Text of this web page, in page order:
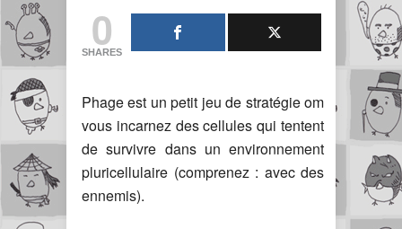
0
SHARES
Phage est un petit jeu de stratégie om
vous incarnez des cellules qui tentent
de survivre dans un environnement
pluricellulaire (comprenez : avec des
ennemis).